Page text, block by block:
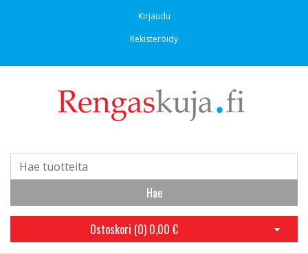
Kirjaudu
Rekisteröidy
Hae
Ostoskori (0) 0,00 € Avaa